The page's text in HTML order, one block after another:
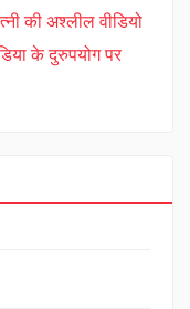
की अश्लील वीडियो
के दुरुपयोग पर